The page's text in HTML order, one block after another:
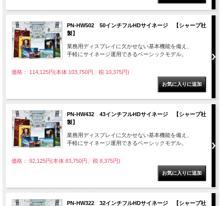
PN-HW502 50インチフルHDサイネージ 【シャープ社
製】
業務用ディスプレイに欠かせない基本機能を備え、
手軽にサイネージ運用できるベーシックモデル。
価格： 114,125円(本体 103,750円、税 10,375円)
PN-HW432 43インチフルHDサイネージ 【シャープ社
製】
業務用ディスプレイに欠かせない基本機能を備え、
手軽にサイネージ運用できるベーシックモデル。
価格： 92,125円(本体 83,750円、税 8,375円)
PN-HW322 32インチフルHDサイネージ 【シャープ社